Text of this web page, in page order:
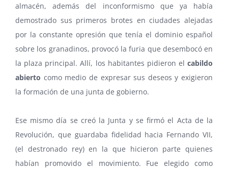
almacén, además del inconformismo que ya había
demostrado sus primeros brotes en ciudades alejadas
por la constante opresión que tenía el dominio español
sobre los granadinos, provocó la furia que desembocó en
la plaza principal. Allí, los habitantes pidieron el cabildo
abierto como medio de expresar sus deseos y exigieron
la formación de una junta de gobierno.
Ese mismo día se creó la Junta y se firmó el Acta de la
Revolución, que guardaba fidelidad hacia Fernando VII,
(el destronado rey) en la que hicieron parte quienes
habían promovido el movimiento. Fue elegido como